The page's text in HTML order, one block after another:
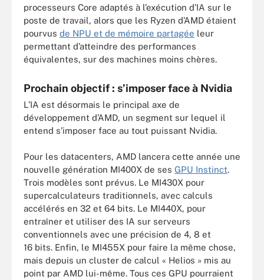
processeurs Core adaptés à l’exécution d’IA sur le
poste de travail, alors que les Ryzen d’AMD étaient
pourvus de NPU et de mémoire partagée leur
permettant d’atteindre des performances
équivalentes, sur des machines moins chères.
Prochain objectif : s’imposer face à Nvidia
L’IA est désormais le principal axe de
développement d’AMD, un segment sur lequel il
entend s’imposer face au tout puissant Nvidia.
Pour les datacenters, AMD lancera cette année une
nouvelle génération MI400X de ses GPU Instinct.
Trois modèles sont prévus. Le MI430X pour
supercalculateurs traditionnels, avec calculs
accélérés en 32 et 64 bits. Le MI440X, pour
entraîner et utiliser des IA sur serveurs
conventionnels avec une précision de 4, 8 et
16 bits. Enfin, le MI455X pour faire la même chose,
mais depuis un cluster de calcul « Helios » mis au
point par AMD lui-même. Tous ces GPU pourraient